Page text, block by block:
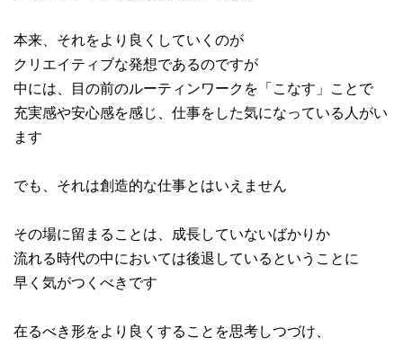
本来、それをより良くしていくのが
クリエイティブな発想であるのですが
中には、目の前のルーティンワークを「こなす」ことで
充実感や安心感を感じ、仕事をした気になっている人がい
ます
でも、それは創造的な仕事とはいえません
その場に留まることは、成長していないばかりか
流れる時代の中においては後退しているということに
早く気がつくべきです
在るべき形をより良くすることを思考しつづけ、